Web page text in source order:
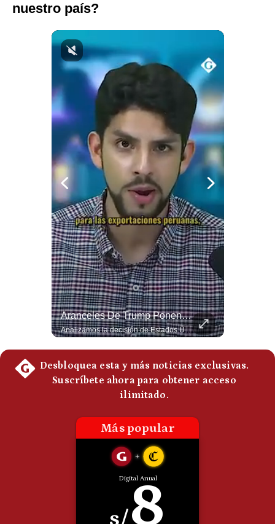
nuestro país?
Aranceles De Trump Ponen Bajo Presión A Las Exportaciones Del Perú | #EnClaveEconómica
Analizamos la decisión de Estados Unidos de imponer nuevos aranceles a Perú y otros 59 países por presuntos incumplimientos relacionados con el trabajo forzoso. Esta medida amenaza envíos peruanos valorados en más de US$ 5.300 millones, lo que representa casi la mitad de todo lo que el Perú exportó al mercado estadounidense el año pasado. #EconomiaPeru #ExportacionesPeru #DonaldTrump #Aranceles #ComercioExterior #ArancelesTrump #NoticiasPeru #EEUU 👉 Suscríbete y activa la campana para no perderte nuestro análisis diario. 🌎 Síguenos en nuestras redes sociales: 📌 Web oficial: https://gestion.pe/mundo/ 📌 LinkedIn: http://bit.ly/3HYIET0 📌 X (Twitter): http://bit.ly/4noZtX9 📌 TikTok: http://bit.ly/4evB6TO